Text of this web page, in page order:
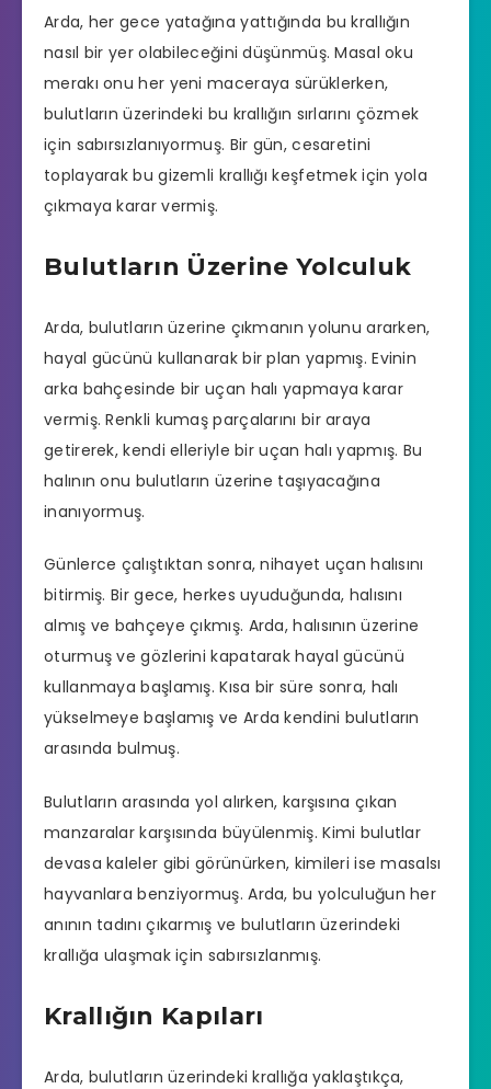
Arda, her gece yatağına yattığında bu krallığın
nasıl bir yer olabileceğini düşünmüş. Masal oku
merakı onu her yeni maceraya sürüklerken,
bulutların üzerindeki bu krallığın sırlarını çözmek
için sabırsızlanıyormuş. Bir gün, cesaretini
toplayarak bu gizemli krallığı keşfetmek için yola
çıkmaya karar vermiş.
Bulutların Üzerine Yolculuk
Arda, bulutların üzerine çıkmanın yolunu ararken,
hayal gücünü kullanarak bir plan yapmış. Evinin
arka bahçesinde bir uçan halı yapmaya karar
vermiş. Renkli kumaş parçalarını bir araya
getirerek, kendi elleriyle bir uçan halı yapmış. Bu
halının onu bulutların üzerine taşıyacağına
inanıyormuş.
Günlerce çalıştıktan sonra, nihayet uçan halısını
bitirmiş. Bir gece, herkes uyuduğunda, halısını
almış ve bahçeye çıkmış. Arda, halısının üzerine
oturmuş ve gözlerini kapatarak hayal gücünü
kullanmaya başlamış. Kısa bir süre sonra, halı
yükselmeye başlamış ve Arda kendini bulutların
arasında bulmuş.
Bulutların arasında yol alırken, karşısına çıkan
manzaralar karşısında büyülenmiş. Kimi bulutlar
devasa kaleler gibi görünürken, kimileri ise masalsı
hayvanlara benziyormuş. Arda, bu yolculuğun her
anının tadını çıkarmış ve bulutların üzerindeki
krallığa ulaşmak için sabırsızlanmış.
Krallığın Kapıları
Arda, bulutların üzerindeki krallığa yaklaştıkça,